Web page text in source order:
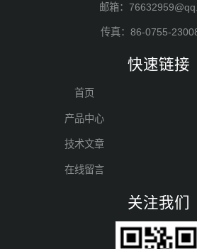
邮箱：
传真：86-0755-
快速链接
首页
产品中心
技术文章
在线留言
关注我们